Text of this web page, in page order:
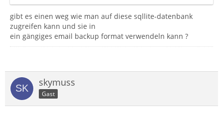
gibt es einen weg wie man auf diese sqllite-datenbank
zugreifen kann und sie in
ein gängiges email backup format verwendeln kann ?
skymuss
Gast